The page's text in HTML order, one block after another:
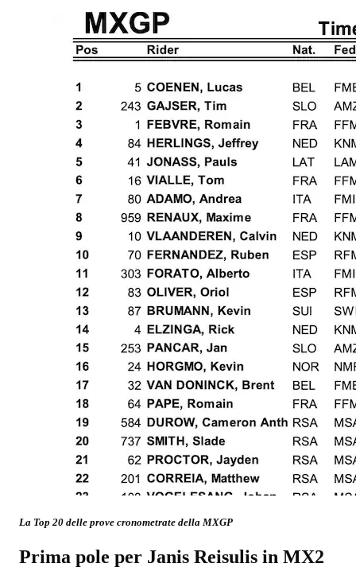
La Top 20 delle prove cronometrate della MXGP
Prima pole per Janis Reisulis in MX2